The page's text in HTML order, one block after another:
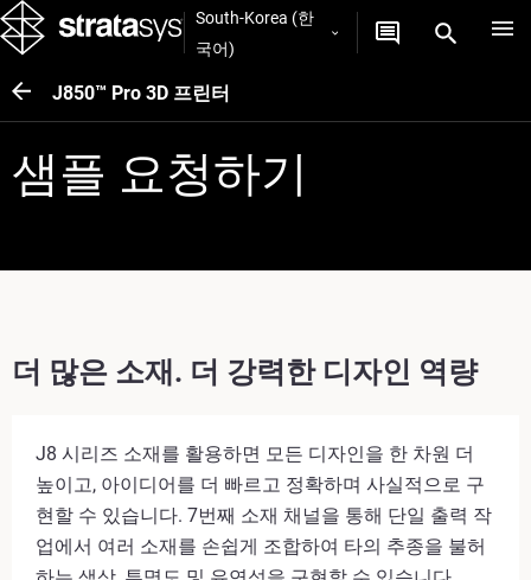
South-Korea (한
국어)
J850™ Pro 3D 프린터
샘플 요청하기
더 많은 소재. 더 강력한 디자인 역량
J8 시리즈 소재를 활용하면 모든 디자인을 한 차원 더
높이고, 아이디어를 더 빠르고 정확하며 사실적으로 구
현할 수 있습니다. 7번째 소재 채널을 통해 단일 출력 작
업에서 여러 소재를 손쉽게 조합하여 타의 추종을 불허